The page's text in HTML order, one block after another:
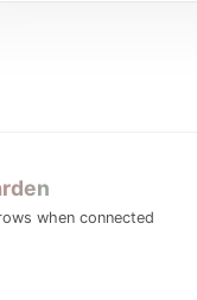
when connected